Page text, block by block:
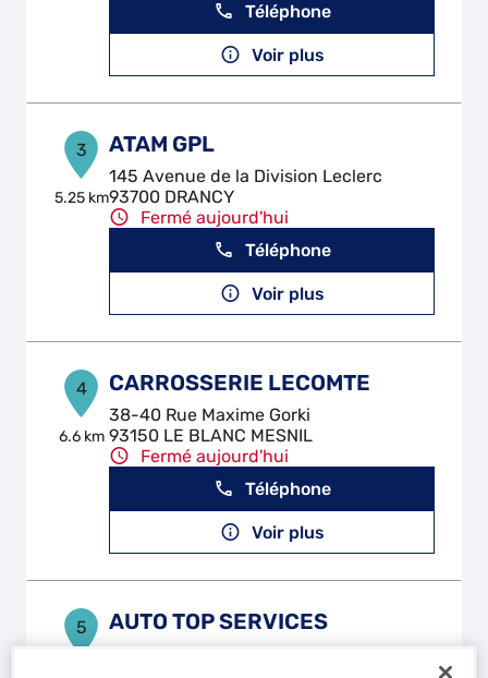
Téléphone
Voir plus
3
5.25 km
ATAM GPL
145 Avenue de la Division Leclerc
93700 DRANCY
Fermé aujourd'hui
Téléphone
Voir plus
4
6.6 km
CARROSSERIE LECOMTE
38-40 Rue Maxime Gorki
93150 LE BLANC MESNIL
Fermé aujourd'hui
Téléphone
Voir plus
5 AUTO TOP SERVICES
57 Avenue Vieux Chemin St Denis